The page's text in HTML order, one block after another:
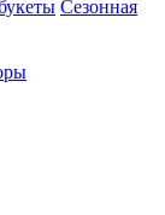
Сезонная